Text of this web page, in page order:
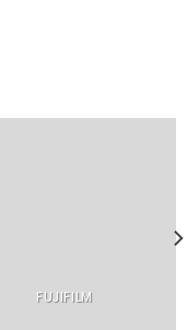
FUJIFILM